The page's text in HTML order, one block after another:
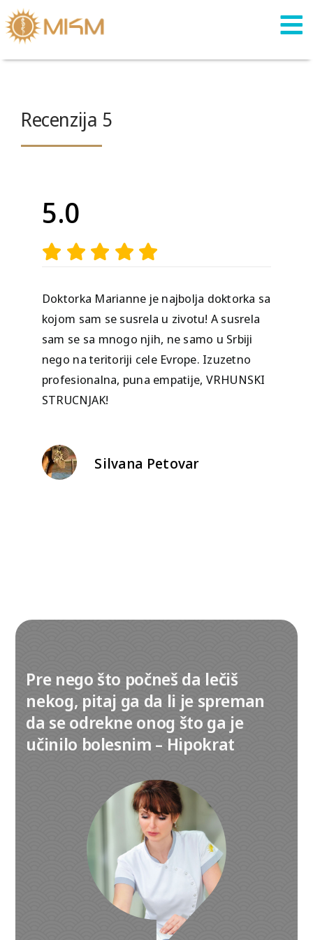
Skip
to
content
Recenzija 5
5.0
Doktorka Marianne je najbolja doktorka sa
kojom sam se susrela u zivotu! A susrela
sam se sa mnogo njih, ne samo u Srbiji
nego na teritoriji cele Evrope. Izuzetno
profesionalna, puna empatije, VRHUNSKI
STRUCNJAK!
Silvana Petovar
Pre nego što počneš da lečiš
nekog, pitaj ga da li je spreman
da se odrekne onog što ga je
učinilo bolesnim – Hipokrat